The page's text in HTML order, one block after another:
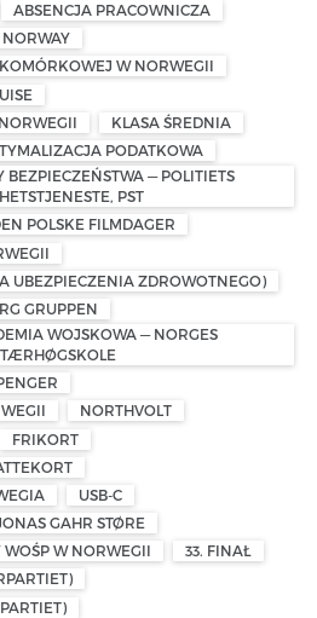
ABSENCJA PRACOWNICZA
NORWAY
W NORWEGII
KLASA ŚREDNIA
PODATKOWA
BEZPIECZEŃSTWA — POLITIETS
PST
POLSKE FILMDAGER
UBEZPIECZENIA ZDROWOTNEGO)
GRUPPEN
WOJSKOWA — NORGES
NORTHVOLT
FRIKORT
USB-C
GAHR STØRE
WOŚP W NORWEGII
33. FINAŁ